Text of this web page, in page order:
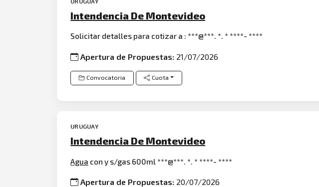
Intendencia De Montevideo
Solicitar detalles para cotizar a : ***@***. *. * ****- ****
Apertura de Propuestas: 21/07/2026
Convocatoria Cuota
URUGUAY
Intendencia De Montevideo
Agua con y s/gas 600ml ***@***. *. * ****- ****
Apertura de Propuestas: 20/07/2026